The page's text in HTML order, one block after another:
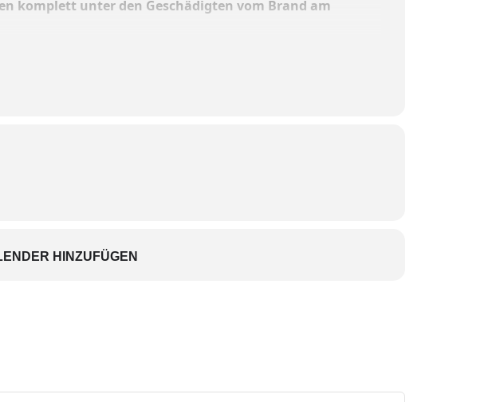
komplett unter den Geschädigten vom Brand am
HINZUFÜGEN